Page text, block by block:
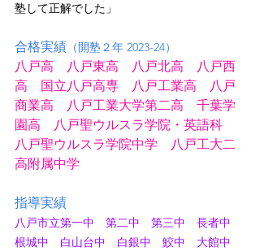
塾して正解でした」
合格実績 （開塾２年 2023-24）
八戸高　八戸東高　八戸北高　八戸西
高　国立八戸高専　八戸工業高　八戸
商業高　八戸工業大学第二高　千葉学
園高　八戸聖ウルスラ学院・英語科
八戸聖ウルスラ学院中学　八戸工大二
高附属中学
指導実績
八戸市立第一中　第二中　第三中　長者中
根城中　白山台中　白銀中　鮫中　大館中